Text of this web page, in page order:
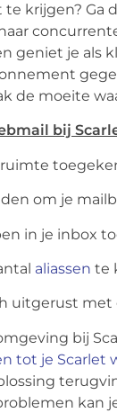
krijgen? Ga
geniet je als
de moeite
bij
om je
in je inbox
aliassen te
uitgerust
bij
tot je Scarlet
kan